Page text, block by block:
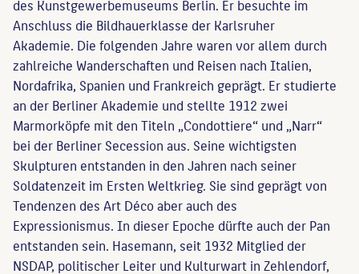
des Kunstgewerbemuseums Berlin. Er besuchte im
Anschluss die Bildhauerklasse der Karlsruher
Akademie. Die folgenden Jahre waren vor allem durch
zahlreiche Wanderschaften und Reisen nach Italien,
Nordafrika, Spanien und Frankreich geprägt. Er studierte
an der Berliner Akademie und stellte 1912 zwei
Marmorköpfe mit den Titeln „Condottiere“ und „Narr“
bei der Berliner Secession aus. Seine wichtigsten
Skulpturen entstanden in den Jahren nach seiner
Soldatenzeit im Ersten Weltkrieg. Sie sind geprägt von
Tendenzen des Art Déco aber auch des
Expressionismus. In dieser Epoche dürfte auch der Pan
entstanden sein. Hasemann, seit 1932 Mitglied der
NSDAP, politischer Leiter und Kulturwart in Zehlendorf,